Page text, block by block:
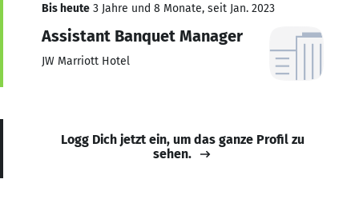
Bis heute 3 Jahre und 8 Monate, seit Jan. 2023
Assistant Banquet Manager
JW Marriott Hotel
Logg Dich jetzt ein, um das ganze Profil zu
sehen.